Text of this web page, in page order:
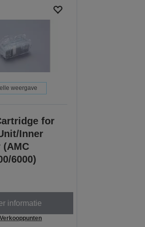
weergave
for
Inner
(AMC
6000)
informatie
Verkooppunten